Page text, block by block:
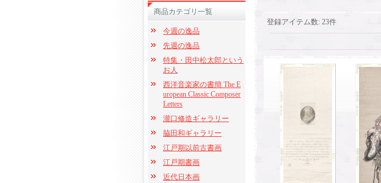
商品カテゴリ一覧
今週の逸品
先週の逸品
特集・田中松太郎という
お人
西洋音楽家の書簡 The E
uropean Classic Composer
Letters
瀧口修造ギャラリー
脇田和ギャラリー
江戸期以前古書画
江戸期書画
近代日本画
登録アイテム数: 23件